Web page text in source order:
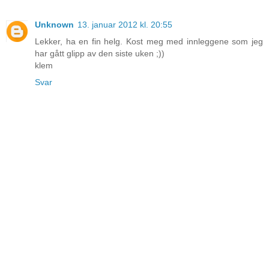
Unknown 13. januar 2012 kl. 20:55
Lekker, ha en fin helg. Kost meg med innleggene som jeg
har gått glipp av den siste uken ;))
klem
Svar